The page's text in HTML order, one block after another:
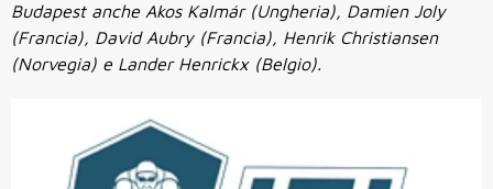
Budapest anche Akos Kalmár (Ungheria), Damien Joly
(Francia), David Aubry (Francia), Henrik Christiansen
(Norvegia) e Lander Henrickx (Belgio).